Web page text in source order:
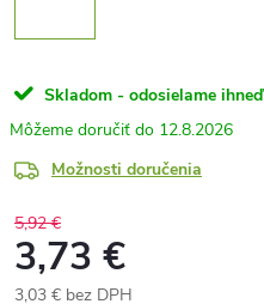
Skladom - odosielame ihneď
12.8.2026
Možnosti doručenia
5,92 €
3,73 €
3,03 € bez DPH